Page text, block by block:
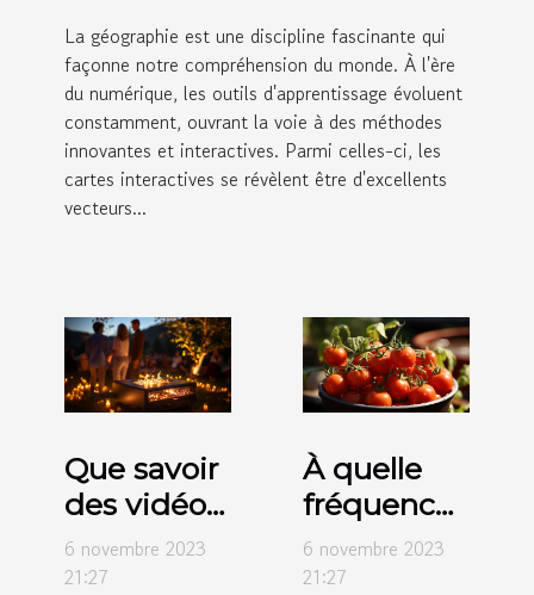
La géographie est une discipline fascinante qui
façonne notre compréhension du monde. À l'ère
du numérique, les outils d'apprentissage évoluent
constamment, ouvrant la voie à des méthodes
innovantes et interactives. Parmi celles-ci, les
cartes interactives se révèlent être d'excellents
vecteurs...
Que savoir
des vidéos
projecteurs
de marque
6 novembre 2023
21:27
À quelle
fréquence
faut-il
arroser les
6 novembre 2023
21:27